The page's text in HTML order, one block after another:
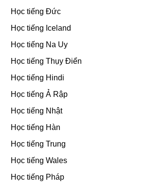
Học tiếng Đức
Học tiếng Iceland
Học tiếng Na Uy
Học tiếng Thụy Điển
Học tiếng Hindi
Học tiếng Ả Rập
Học tiếng Nhật
Học tiếng Hàn
Học tiếng Trung
Học tiếng Wales
Học tiếng Pháp